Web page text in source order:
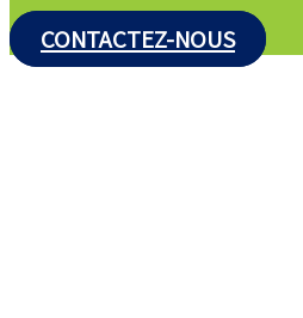
CONTACTEZ-NOUS